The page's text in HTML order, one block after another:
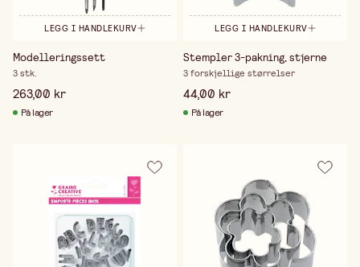
LEGG I HANDLEKURV
Modelleringssett
3 stk.
263,00 kr
På lager
LEGG I HANDLEKURV
Stempler 3-pakning, stjerne
3 forskjellige størrelser
44,00 kr
På lager